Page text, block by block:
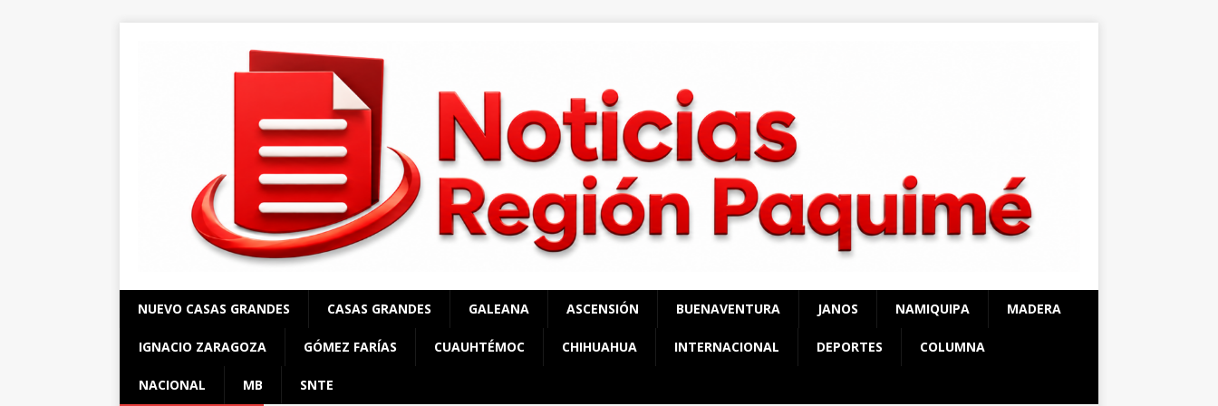
NUEVO CASAS GRANDES CASAS GRANDES GALEANA ASCENSIÓN BUENAVENTURA JANOS NAMIQUIPA MADERA
IGNACIO ZARAGOZA GÓMEZ FARÍAS CUAUHTÉMOC CHIHUAHUA INTERNACIONAL DEPORTES COLUMNA
NACIONAL MB SNTE